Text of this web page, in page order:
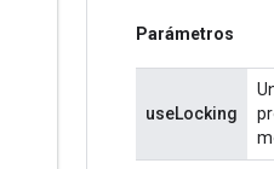
Parámetros
useLocking